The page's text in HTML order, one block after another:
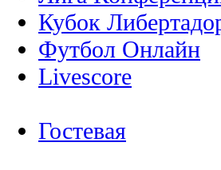
Кубок
Футбол Онлайн
Livescore
Гостевая